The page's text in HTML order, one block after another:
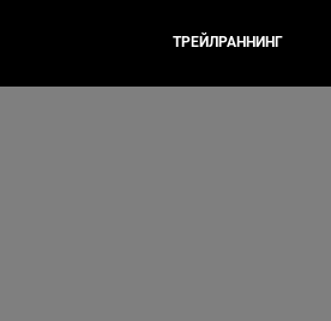
ТРЕЙЛРАННИНГ